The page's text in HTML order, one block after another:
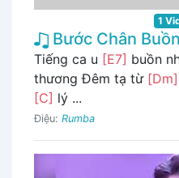
1
Bước Chân Buồn
Tiếng ca u [E7] buồn
thương Đêm tạ từ [Dm]
[C] lý ...
Điệu: Rumba